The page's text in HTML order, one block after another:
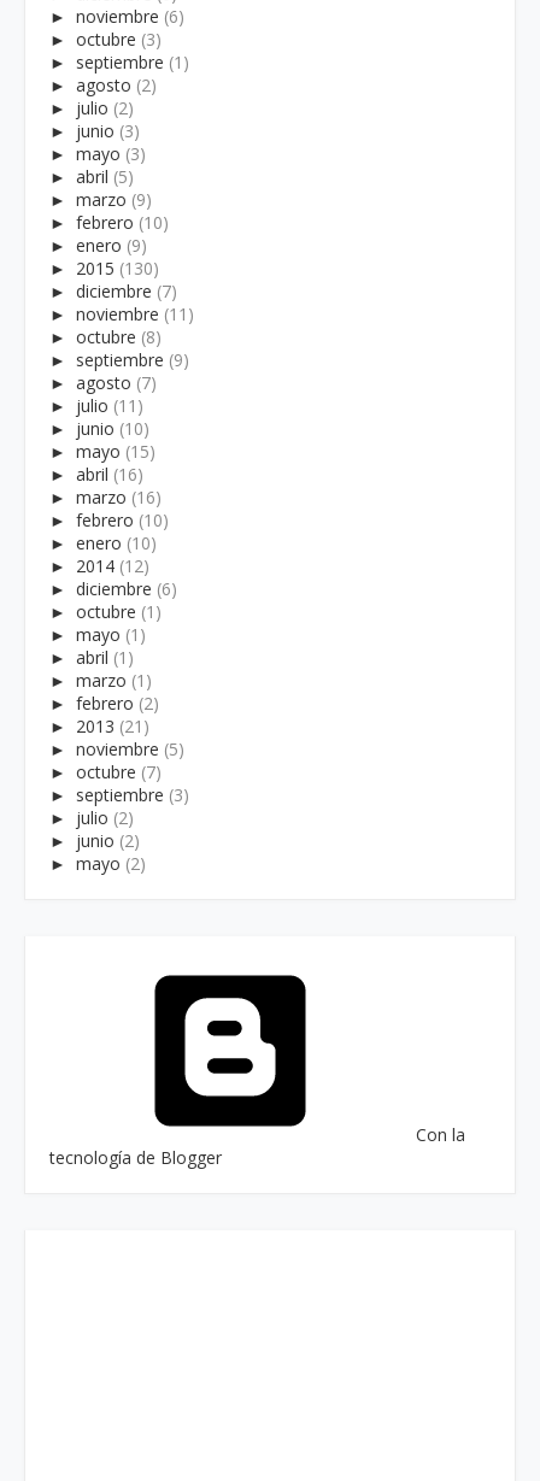
► noviembre (6)
► octubre (3)
► septiembre (1)
► agosto (2)
► julio (2)
► junio (3)
► mayo (3)
► abril (5)
► marzo (9)
► febrero (10)
► enero (9)
► 2015 (130)
► diciembre (7)
► noviembre (11)
► octubre (8)
► septiembre (9)
► agosto (7)
► julio (11)
► junio (10)
► mayo (15)
► abril (16)
► marzo (16)
► febrero (10)
► enero (10)
► 2014 (12)
► diciembre (6)
► octubre (1)
► mayo (1)
► abril (1)
► marzo (1)
► febrero (2)
► 2013 (21)
► noviembre (5)
► octubre (7)
► septiembre (3)
► julio (2)
► junio (2)
► mayo (2)
Con la
tecnología de Blogger